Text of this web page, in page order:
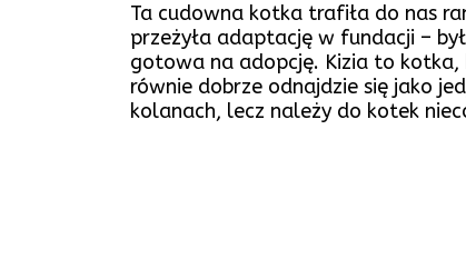
Ta cudowna kotka trafiła do nas
przeżyła adaptację w fundacji –
gotowa na adopcję. Kizia to kotka,
równie dobrze odnajdzie się jako
kolanach, lecz należy do kotek